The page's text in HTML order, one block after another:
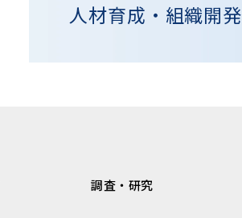
人材育成・組織開発
調査・研究